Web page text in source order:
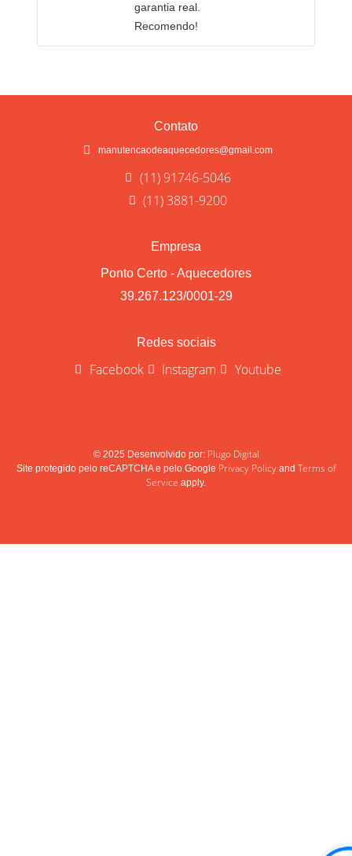
garantia real.
Recomendo!
Contato
manutencaodeaquecedores@gmail.com
(11) 91746-5046
(11) 3881-9200
Empresa
Ponto Certo - Aquecedores
39.267.123/0001-29
Redes sociais
Facebook Instagram Youtube
© 2025 Desenvolvido por: Plugo Digital
Site protegido pelo reCAPTCHA e pelo Google Privacy Policyand Terms of
Service apply.